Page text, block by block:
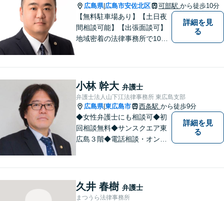
広島県| 広島市安佐北区 可部駅 から徒歩10分
【無料駐車場あり】【土日夜
間相談可能】【出張面談可】
地域密着の法律事務所で10年
面談も承っています！【借金
問題相談無料】
詳細を見
る
小林 幹大 弁護士
弁護士法人山下江法律事務所 東広島支部
広島県|東広島市 西条駅 から徒歩9分
◆女性弁護士にも相談可◆初
回相談無料◆サンスクエア東
広島３階◆電話相談・オンラ
しにくいことも安心してご相
談ください。あなたの気持ち
詳細を見
る
久井 春樹 弁護士
まつうら法律事務所